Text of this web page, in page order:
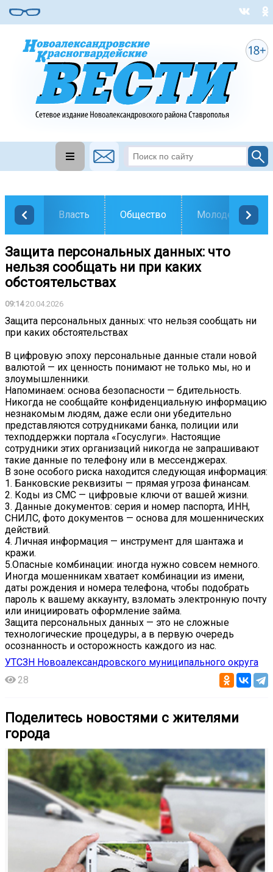
Власть Общество Молодежь
Защита персональных данных: что
нельзя сообщать ни при каких
обстоятельствах
09:1420.04.2026
Защита персональных данных: что нельзя сообщать ни
при каких обстоятельствах
В цифровую эпоху персональные данные стали новой
валютой — их ценность понимают не только мы, но и
злоумышленники.
Напоминаем: основа безопасности — бдительность.
Никогда не сообщайте конфиденциальную информацию
незнакомым людям, даже если они убедительно
представляются сотрудниками банка, полиции или
техподдержки портала «Госуслуги». Настоящие
сотрудники этих организаций никогда не запрашивают
такие данные по телефону или в мессенджерах.
В зоне особого риска находится следующая информация:
1. Банковские реквизиты — прямая угроза финансам.
2. Коды из СМС — цифровые ключи от вашей жизни.
3. Данные документов: серия и номер паспорта, ИНН,
СНИЛС, фото документов — основа для мошеннических
действий.
4. Личная информация — инструмент для шантажа и
кражи.
5.Опасные комбинации: иногда нужно совсем немного.
Иногда мошенникам хватает комбинации из имени,
даты рождения и номера телефона, чтобы подобрать
пароль к вашему аккаунту, взломать электронную почту
или инициировать оформление займа.
Защита персональных данных — это не сложные
технологические процедуры, а в первую очередь
осознанность и осторожность каждого из нас.
УТСЗН Новоалександровского муниципального округа
28
Поделитесь новостями с жителями
города